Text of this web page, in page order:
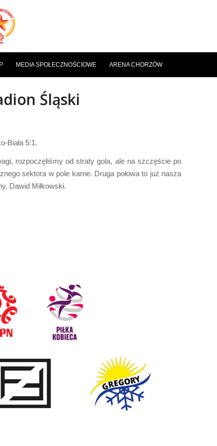
MEDIA SPOŁECZNOŚCIOWE ARENA CHORZÓW
Śląski
Biała 5:1.
rozpoczęliśmy od straty gola, ale na szczęście po
sektora w pole karne. Druga połowa to już nasza
Dawid Miłkowski.